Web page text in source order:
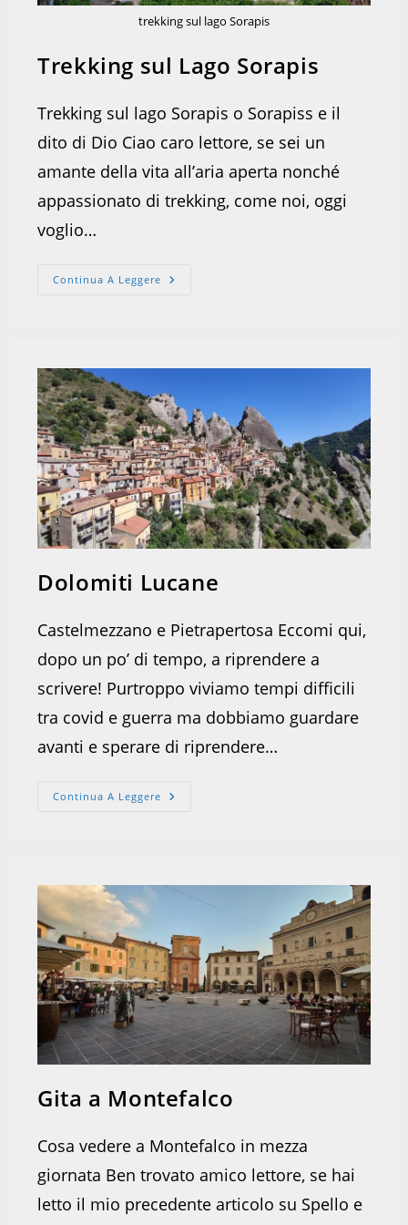
trekking sul lago Sorapis
Trekking sul Lago Sorapis
Trekking sul lago Sorapis o Sorapiss e il
dito di Dio Ciao caro lettore, se sei un
amante della vita all’aria aperta nonché
appassionato di trekking, come noi, oggi
voglio…
Continua A Leggere Trekking
Dolomiti Lucane
Castelmezzano e Pietrapertosa Eccomi qui,
dopo un po’ di tempo, a riprendere a
scrivere! Purtroppo viviamo tempi difficili
tra covid e guerra ma dobbiamo guardare
avanti e sperare di riprendere…
Continua A Leggere Dolomiti
Gita a Montefalco
Cosa vedere a Montefalco in mezza
giornata Ben trovato amico lettore, se hai
letto il mio precedente articolo su Spello e